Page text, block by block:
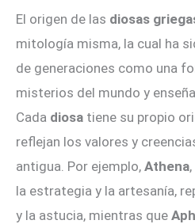
El origen de las diosas
mitología misma, la cual ha
de generaciones como una
misterios del mundo y
Cada diosa tiene su propio
reflejan los valores y
antigua. Por ejemplo, Athena
la estrategia y la artesanía,
y la astucia, mientras que